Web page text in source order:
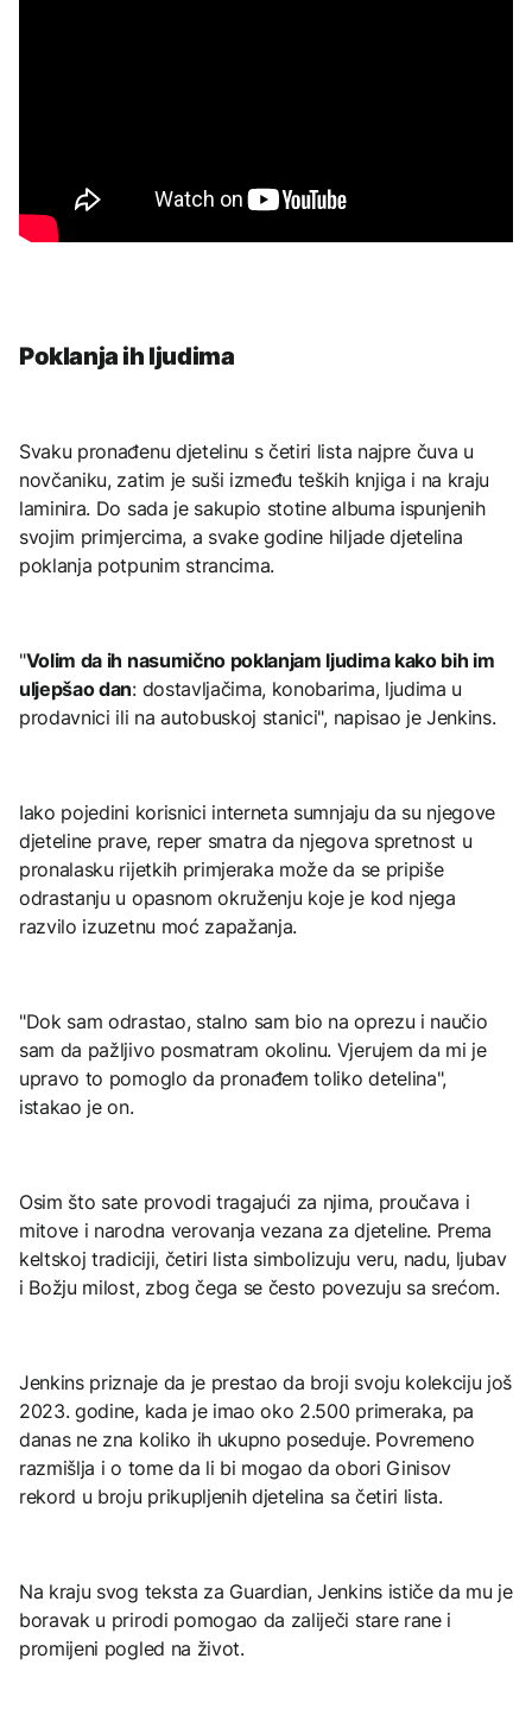
Poklanja ih ljudima
Svaku pronađenu djetelinu s četiri lista najpre čuva u
novčaniku, zatim je suši između teških knjiga i na kraju
laminira. Do sada je sakupio stotine albuma ispunjenih
svojim primjercima, a svake godine hiljade djetelina
poklanja potpunim strancima.
"Volim da ih nasumično poklanjam ljudima kako bih im
uljepšao dan: dostavljačima, konobarima, ljudima u
prodavnici ili na autobuskoj stanici", napisao je Jenkins.
Iako pojedini korisnici interneta sumnjaju da su njegove
djeteline prave, reper smatra da njegova spretnost u
pronalasku rijetkih primjeraka može da se pripiše
odrastanju u opasnom okruženju koje je kod njega
razvilo izuzetnu moć zapažanja.
"Dok sam odrastao, stalno sam bio na oprezu i naučio
sam da pažljivo posmatram okolinu. Vjerujem da mi je
upravo to pomoglo da pronađem toliko detelina",
istakao je on.
Osim što sate provodi tragajući za njima, proučava i
mitove i narodna verovanja vezana za djeteline. Prema
keltskoj tradiciji, četiri lista simbolizuju veru, nadu, ljubav
i Božju milost, zbog čega se često povezuju sa srećom.
Jenkins priznaje da je prestao da broji svoju kolekciju još
2023. godine, kada je imao oko 2.500 primeraka, pa
danas ne zna koliko ih ukupno poseduje. Povremeno
razmišlja i o tome da li bi mogao da obori Ginisov
rekord u broju prikupljenih djetelina sa četiri lista.
Na kraju svog teksta za Guardian, Jenkins ističe da mu je
boravak u prirodi pomogao da zaliječi stare rane i
promijeni pogled na život.